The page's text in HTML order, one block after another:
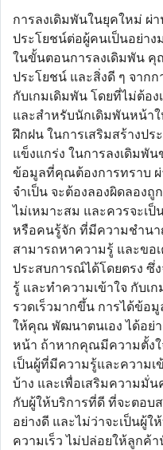
การลงเดิมพันในยุคใหม่ ผ่
ประโยชน์ต่อผู้คนเป็นอย่า
ในขั้นตอนการลงเดิมพัน คุ
ประโยชน์ และสิ่งดี ๆ จาก
กับเกมเดิมพัน โดยที่ไม่ต้อง
และสำหรับนักเดิมพันหน้า
ฝึกฝน ในการเสริมสร้างป
แข็งแกร่ง ในการลงเดิม
ข้อมูลที่คุณต้องการทราบ ผ่
จำเป็น จะต้องลองผิดลอง
ไม่เหมาะสม และควรจะเ
หรือคนรู้จัก ที่มีความชำน
สามารถหาความรู้ และขอ
ประสบการณ์ได้โดยตรง ซึ่
รู้ และทำความเข้าใจ กับเ
รวดเร็วมากขึ้น การได้ข้อ
ให้คุณ พัฒนาตนเอง ได้อย่า
หน้า ถ้าหากคุณมีความตั้งใ
เป็นผู้ที่มีความรู้และความเ
บ้าง และเพื่อเสริมความมั่
กับผู้ให้บริการที่ดี ที่จะตอบ
อย่างดี และไม่ว่าจะเป็นผู้ใ
ความเร็ว ไม่ปล่อยให้ลูกค้